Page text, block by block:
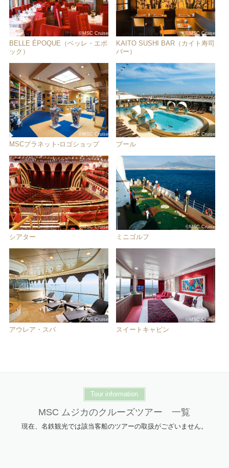
©MSC Cruise
BELLE ÉPOQUE（ベッレ・エポ
ック）
©MSC Cruise
KAITO SUSHI BAR（カイト寿司
バー）
©MSC Cruise
MSCプラネット‐ロゴショップ
©MSC Cruise
プール
©MSC Cruise
シアター
©MSC Cruise
ミニゴルフ
©MSC Cruise
アウレア・スパ
©MSC Cruise
スイートキャビン
Tour information
MSC ムジカのクルーズツアー 一覧
現在、名鉄観光では該当客船のツアーの取扱がございません。